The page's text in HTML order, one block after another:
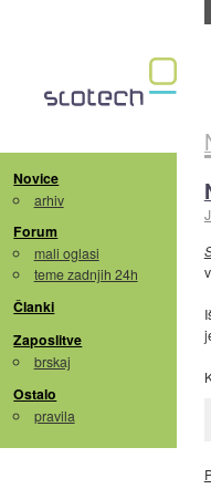
Novice
arhiv
Forum
mali oglasi
teme zadnjih 24h
Članki
Zaposlitve
brskaj
Ostalo
pravila